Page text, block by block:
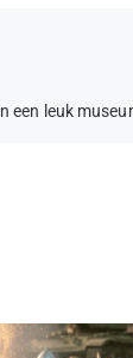
een leuk